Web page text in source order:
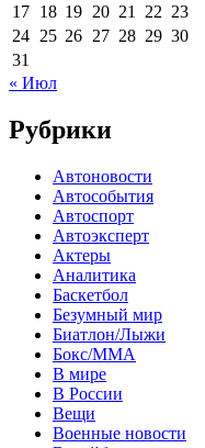
17 18 19 20 21 22 23
24 25 26 27 28 29 30
31
« Июл
Рубрики
Автоновости
Автособытия
Автоспорт
Автоэксперт
Актеры
Аналитика
Баскетбол
Безумный мир
Биатлон/Лыжи
Бокс/MMA
В мире
В России
Вещи
Военные новости